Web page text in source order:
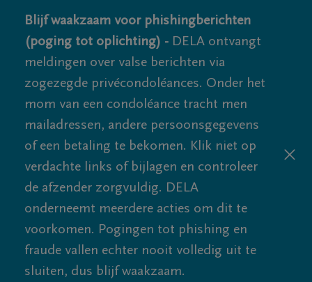
Blijf waakzaam voor phishingberichten
(poging tot oplichting) - DELA ontvangt
meldingen over valse berichten via
zogezegde privécondoléances. Onder het
mom van een condoléance tracht men
mailadressen, andere persoonsgegevens
of een betaling te bekomen. Klik niet op
verdachte links of bijlagen en controleer
de afzender zorgvuldig. DELA
onderneemt meerdere acties om dit te
voorkomen. Pogingen tot phishing en
fraude vallen echter nooit volledig uit te
sluiten, dus blijf waakzaam.